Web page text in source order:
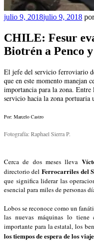
Publicado
julio 9, 2018julio 9, 2018
CHILE: Fesur
Biotrén a Penco
El jefe del servicio ferroviario
que en este momento manejan
importancia para la zona. Entre
servicio hacia la zona portuaria
Por: Marcelo Castro
Fotografía: Raphael Sierra P.
Cerca de dos meses lleva
directorio del Ferrocarriles del
que significa liderar las
esencial para miles de personas
Lobos se reconoce como un
las nuevas máquinas lo
importante para la estatal, los
los tiempos de espera de los